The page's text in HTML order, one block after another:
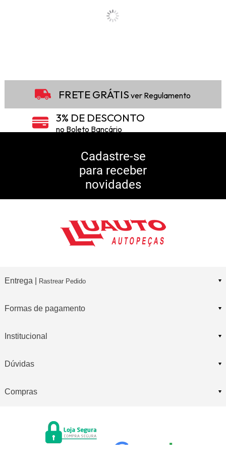
FRETE GRÁTIS ver Regulamento
3% DE DESCONTO
no Boleto Bancário
5% DE DESCONTO
10% DE CASHBACK
Consulte Regulamento
Cadastre-se
para receber
novidades
Entrega | Rastrear Pedido
Formas de pagamento
Institucional
Dúvidas
Compras